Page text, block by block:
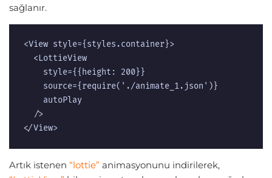
sağlanır.
<View style={styles.container}>
</View>
Artık istenen “lottie” animasyonunu indirilerek,